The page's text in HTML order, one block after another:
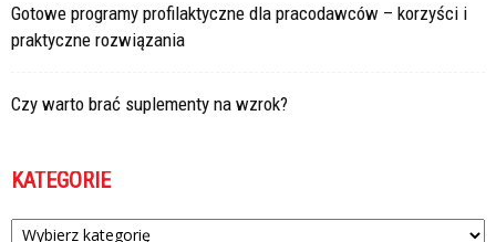
Gotowe programy profilaktyczne dla pracodawców – korzyści i
praktyczne rozwiązania
Czy warto brać suplementy na wzrok?
KATEGORIE
Kategorie